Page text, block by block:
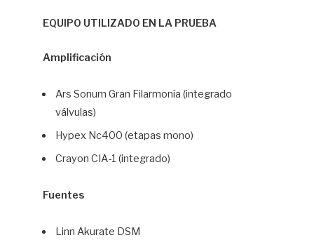
EQUIPO UTILIZADO EN LA PRUEBA
Amplificación
Ars Sonum Gran Filarmonía (integrado
válvulas)
Hypex Nc400 (etapas mono)
Crayon CIA-1 (integrado)
Fuentes
Linn Akurate DSM